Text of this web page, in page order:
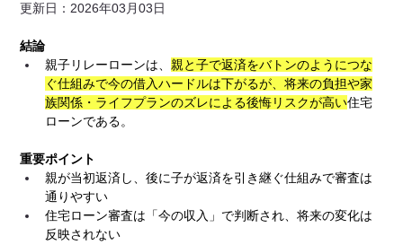
更新日：2026年03月03日
結論
親子リレーローンは、親と子で返済をバトンのようにつな
ぐ仕組みで今の借入ハードルは下がるが、将来の負担や家
族関係・ライフプランのズレによる後悔リスクが高い住宅
ローンである。
重要ポイント
親が当初返済し、後に子が返済を引き継ぐ仕組みで審査は
通りやすい
住宅ローン審査は「今の収入」で判断され、将来の変化は
反映されない